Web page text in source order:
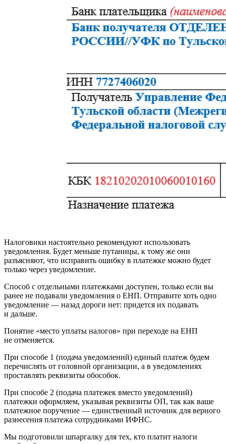
Налоговики настоятельно рекомендуют использовать
уведомления. Будет меньше путаницы, к тому же они
разъясняют, что исправить ошибку в платежке можно будет
только через уведомление.
Способ с отдельными платежками доступен, только если вы
ранее не подавали уведомления о ЕНП. Отправите хоть одно
уведомление — назад дороги нет: придется их подавать
и дальше.
Понятие «место уплаты налогов» при переходе на ЕНП
не отменяется.
При способе 1 (подача уведомлений) единый платеж будем
перечислять от головной организации, а в уведомлениях
проставлять реквизиты обособок.
При способе 2 (подача платежек вместо уведомлений)
платежки оформляем, указывая реквизиты ОП, так как ваше
платежное поручение — единственный источник для верного
разнесения платежа сотрудниками ИФНС.
Мы подготовили шпаргалку для тех, кто платит налоги